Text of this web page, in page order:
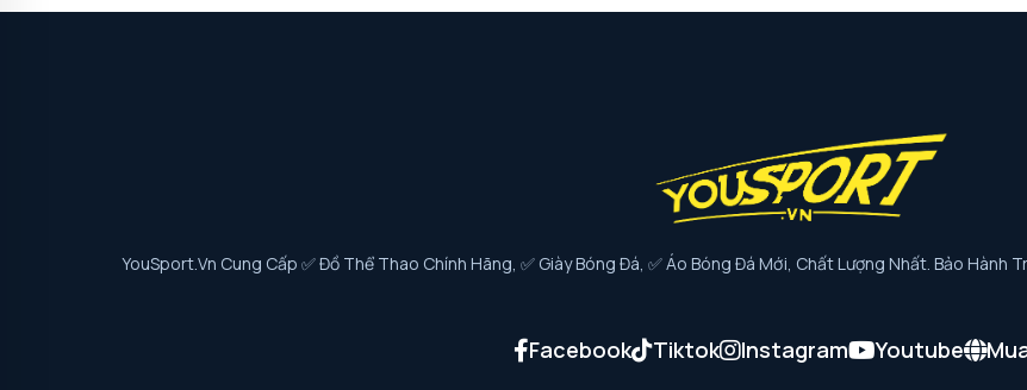
YouSport.vn Cung Cấp ✅ Đồ Thể Thao Chính Hãng, ✅ Giày Bóng Đá, ✅ Áo Bóng Đá Mới, Chất Lượng Nhất. Bảo Hành
Facebook Tiktok Instagram Youtube